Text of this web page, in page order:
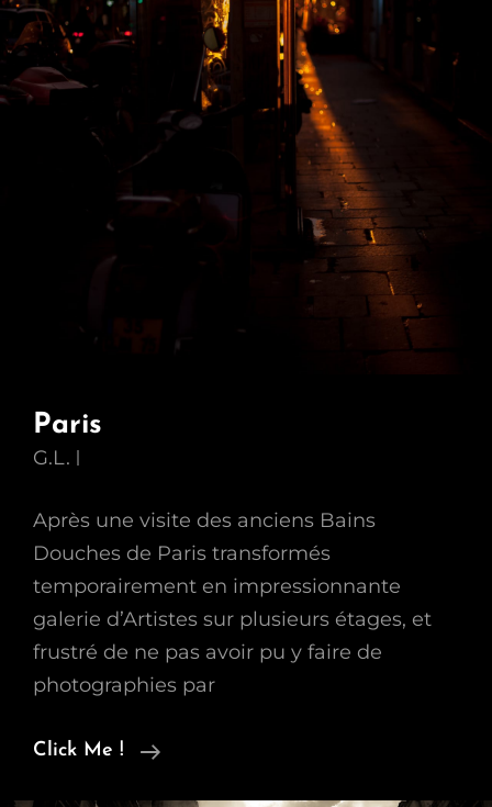
Paris
G.L.
Après une visite des anciens Bains
Douches de Paris transformés
temporairement en impressionnante
galerie d’Artistes sur plusieurs étages, et
frustré de ne pas avoir pu y faire de
photographies par
Click Me ! Paris